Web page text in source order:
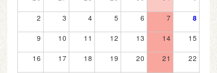
2 3 4 5 6 7 8
9 10 11 12 13 14 15
16 17 18 19 20 21 22